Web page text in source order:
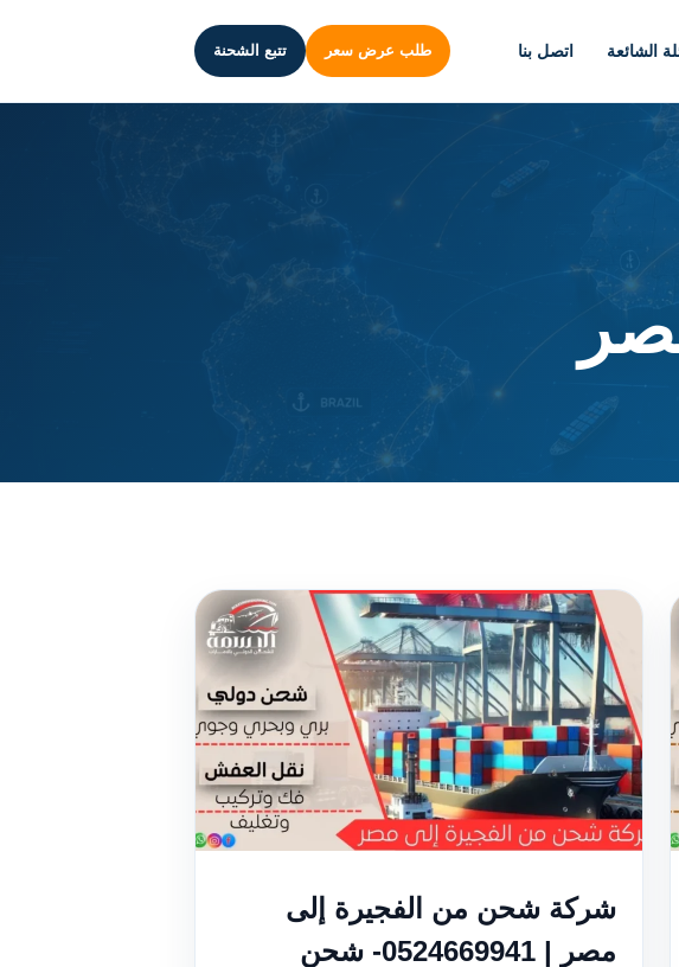
الشائعة اتصل بنا طلب عرض سعر تتبع الشحنة
شركة شحن من الفجيرة إلى
مصر | 0524669941- شحن